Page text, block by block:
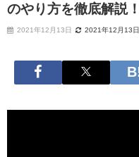
のやり方を徹底解説！
2021年12月13日 2021年12月13日